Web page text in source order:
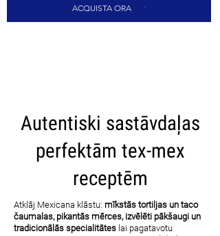
ACQUISTA ORA
Autentiski sastāvdaļas
perfektām tex-mex
receptēm
Atklāj Mexicana klāstu: mīkstās tortiljas un taco
čaumalas, pikantās mērces, izvēlēti pākšaugi un
tradicionālās specialitātes lai pagatavotu